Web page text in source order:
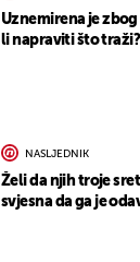
Uznemirena je
li napraviti što traži?
NASLJEDNIK
Želi da njih troje
svjesna da ga je